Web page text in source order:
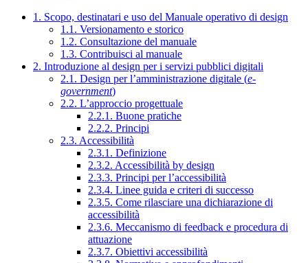
1. Scopo, destinatari e uso del Manuale operativo di design
1.1. Versionamento e storico
1.2. Consultazione del manuale
1.3. Contribuisci al manuale
2. Introduzione al design per i servizi pubblici digitali
2.1. Design per l’amministrazione digitale (e-
government)
2.2. L’approccio progettuale
2.2.1. Buone pratiche
2.2.2. Principi
2.3. Accessibilità
2.3.1. Definizione
2.3.2. Accessibilità by design
2.3.3. Principi per l’accessibilità
2.3.4. Linee guida e criteri di successo
2.3.5. Come rilasciare una dichiarazione di
accessibilità
2.3.6. Meccanismo di feedback e procedura di
attuazione
2.3.7. Obiettivi accessibilità